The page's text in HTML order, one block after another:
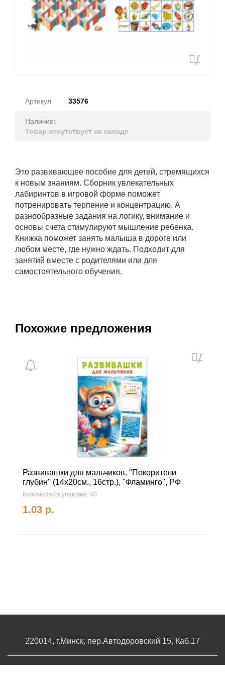
Артикул 33576
Наличие:
Товар отсутствует на складе
Это развивающее пособие для детей, стремящихся
к новым знаниям. Сборник увлекательных
лабиринтов в игровой форме поможет
потренировать терпение и концентрацию. А
разнообразные задания на логику, внимание и
основы счета стимулируют мышление ребенка.
Книжка поможет занять малыша в дороге или
любом месте, где нужно ждать. Подходит для
занятий вместе с родителями или для
самостоятельного обучения.
Похожие предложения
Развивашки для мальчиков. "Покорители
глубин" (14х20см., 16стр.), "Фламинго", РФ
Количество в упаковке: 40
1.03 р.
220014, г.Минск, пер.Автодоровский 15, Каб.17